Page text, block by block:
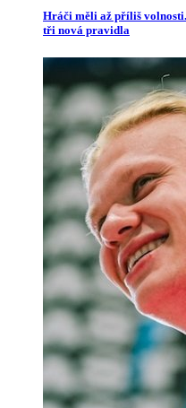
Hráči měli až příliš
tři nová pravidla